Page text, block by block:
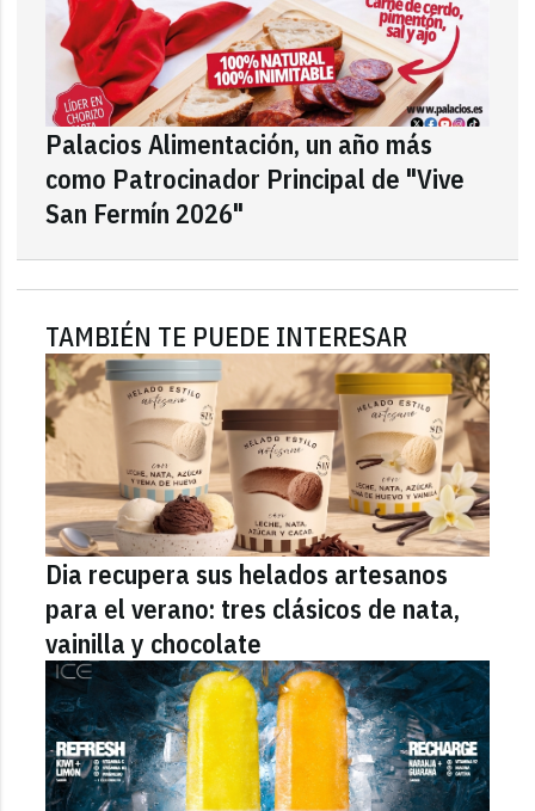
Palacios Alimentación, un año más
como Patrocinador Principal de "Vive
San Fermín 2026"
TAMBIÉN TE PUEDE INTERESAR
Dia recupera sus helados artesanos
para el verano: tres clásicos de nata,
vainilla y chocolate